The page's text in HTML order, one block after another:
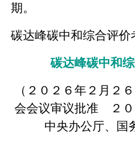
期。
碳达峰碳中和综合评价
碳达峰碳中和
（２０２６年２月２
会会议审议批准 ２０
中央办公厅、国